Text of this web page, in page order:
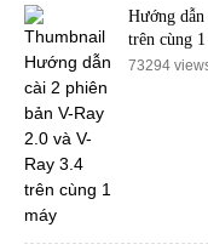
Hướng
trên cùng
73294